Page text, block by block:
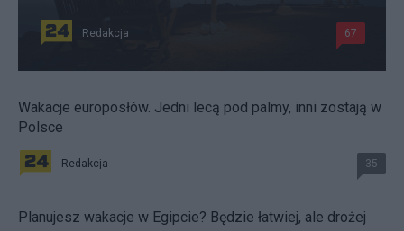
Redakcja 67
Wakacje europosłów. Jedni lecą pod palmy, inni zostają w
Polsce
Redakcja 35
Planujesz wakacje w Egipcie? Będzie łatwiej, ale drożej